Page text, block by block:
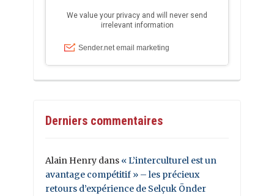
Derniers commentaires
Alain Henry dans « L’interculturel est un
avantage compétitif » – les précieux
retours d’expérience de Selçuk Önder